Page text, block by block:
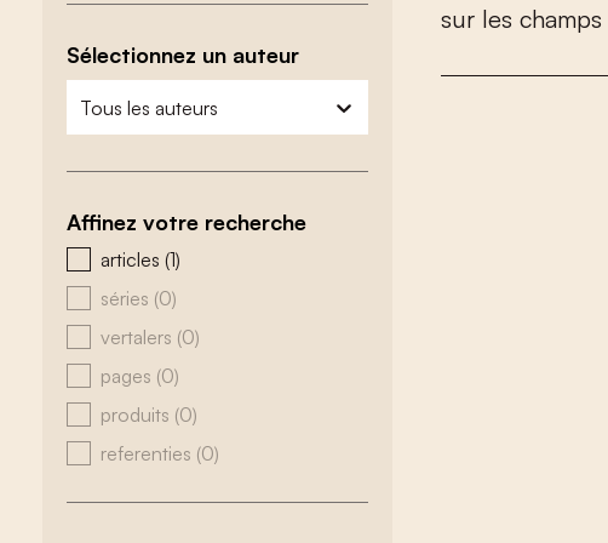
Sélectionnez un auteur
zoeken - auteurs
sélectionnez le contenu
Affinez votre recherche
zoeken - type
articles (1)
séries (0)
vertalers (0)
pages (0)
produits (0)
referenties (0)
sur les champs